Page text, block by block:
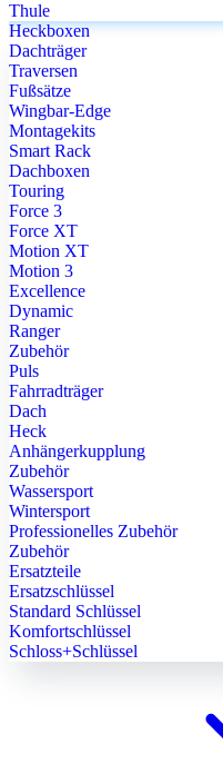
Thule
Heckboxen
Dachträger
Traversen
Fußsätze
Wingbar-Edge
Montagekits
Smart Rack
Dachboxen
Touring
Force 3
Force XT
Motion XT
Motion 3
Excellence
Dynamic
Ranger
Zubehör
Puls
Fahrradträger
Dach
Heck
Anhängerkupplung
Zubehör
Wassersport
Wintersport
Professionelles Zubehör
Zubehör
Ersatzteile
Ersatzschlüssel
Standard Schlüssel
Komfortschlüssel
Schloss+Schlüssel